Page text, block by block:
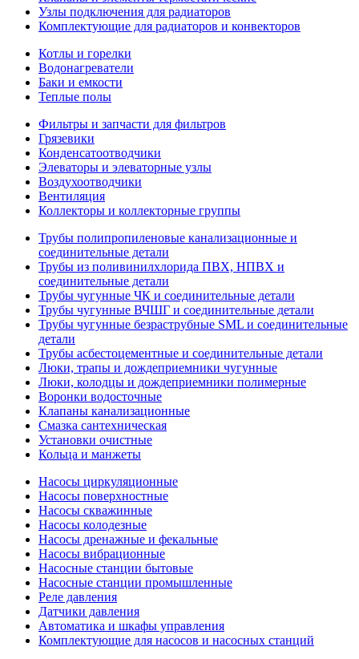
Узлы подключения для радиаторов
Комплектующие для радиаторов и конвекторов
Котлы и горелки
Водонагреватели
Баки и емкости
Теплые полы
Фильтры и запчасти для фильтров
Грязевики
Конденсатоотводчики
Элеваторы и элеваторные узлы
Воздухоотводчики
Вентиляция
Коллекторы и коллекторные группы
Трубы полипропиленовые канализационные и
соединительные детали
Трубы из поливинилхлорида ПВХ, НПВХ и
соединительные детали
Трубы чугунные ЧК и соединительные детали
Трубы чугунные ВЧШГ и соединительные детали
Трубы чугунные безраструбные SML и соединительные
детали
Трубы асбестоцементные и соединительные детали
Люки, трапы и дождеприемники чугунные
Люки, колодцы и дождеприемники полимерные
Воронки водосточные
Клапаны канализационные
Смазка сантехническая
Установки очистные
Кольца и манжеты
Насосы циркуляционные
Насосы поверхностные
Насосы скважинные
Насосы колодезные
Насосы дренажные и фекальные
Насосы вибрационные
Насосные станции бытовые
Насосные станции промышленные
Реле давления
Датчики давления
Автоматика и шкафы управления
Комплектующие для насосов и насосных станций